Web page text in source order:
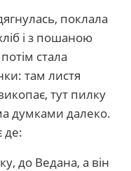
поклала
і з пошаною
стала
там листя
тут пилку
думками далеко.
де:
до Ведана, а він